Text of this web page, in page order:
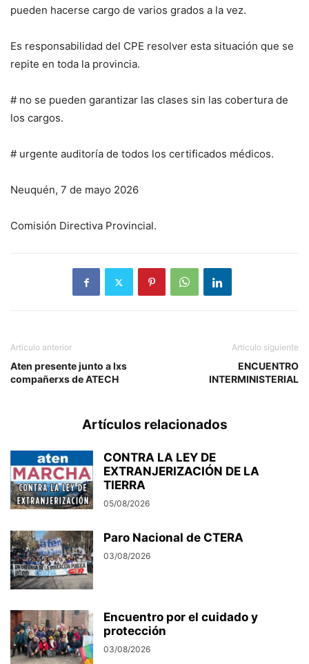
pueden hacerse cargo de varios grados a la vez.
Es responsabilidad del CPE resolver esta situación que se
repite en toda la provincia.
# no se pueden garantizar las clases sin las cobertura de
los cargos.
# urgente auditoría de todos los certificados médicos.
Neuquén, 7 de mayo 2026
Comisión Directiva Provincial.
Artículo anterior
Aten presente junto a lxs
compañerxs de ATECH
Artículo siguiente
ENCUENTRO
INTERMINISTERIAL
Artículos relacionados
CONTRA LA LEY DE
EXTRANJERIZACIÓN DE LA
TIERRA
05/08/2026
Paro Nacional de CTERA
03/08/2026
Encuentro por el cuidado y
protección
03/08/2026